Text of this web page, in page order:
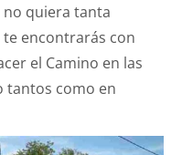
quiera tanta
encontrarás con
el Camino en las
tantos como en